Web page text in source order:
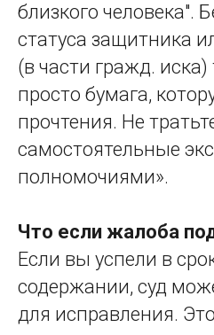
близкого человека".
статуса защитника
(в части гражд.
просто бумага,
прочтения. Не
самостоятельные
полномочиями».
Что если жалоба
Если вы успели в
содержании, суд
для исправления.